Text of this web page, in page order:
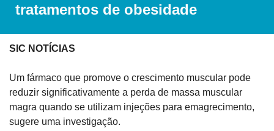
tratamentos de obesidade
SIC NOTÍCIAS
Um fármaco que promove o crescimento muscular pode
reduzir significativamente a perda de massa muscular
magra quando se utilizam injeções para emagrecimento,
sugere uma investigação.